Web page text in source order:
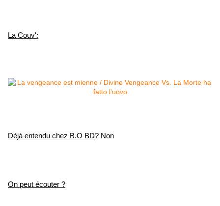
La Couv':
Déjà entendu chez B.O BD? Non
On peut écouter ?